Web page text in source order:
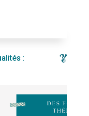
: